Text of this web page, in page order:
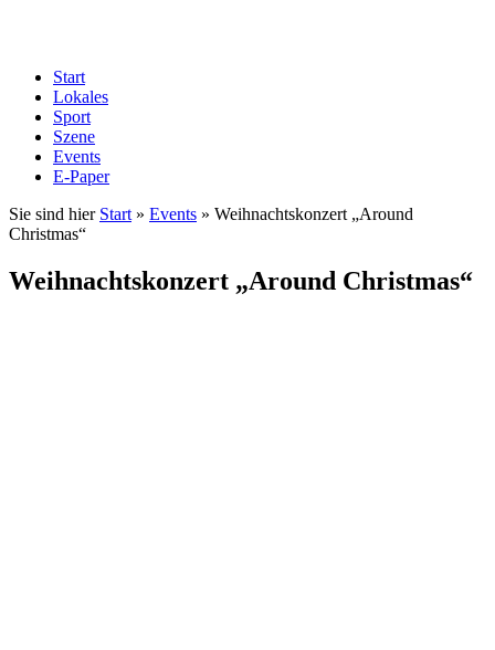
Start
Lokales
Sport
Szene
Events
E-Paper
Sie sind hier Start » Events » Weihnachtskonzert „Around
Christmas“
Weihnachtskonzert „Around Christmas“